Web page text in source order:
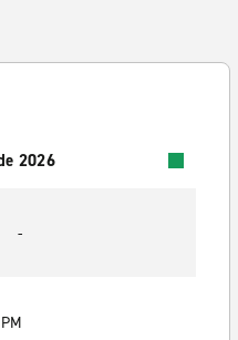
2026
-